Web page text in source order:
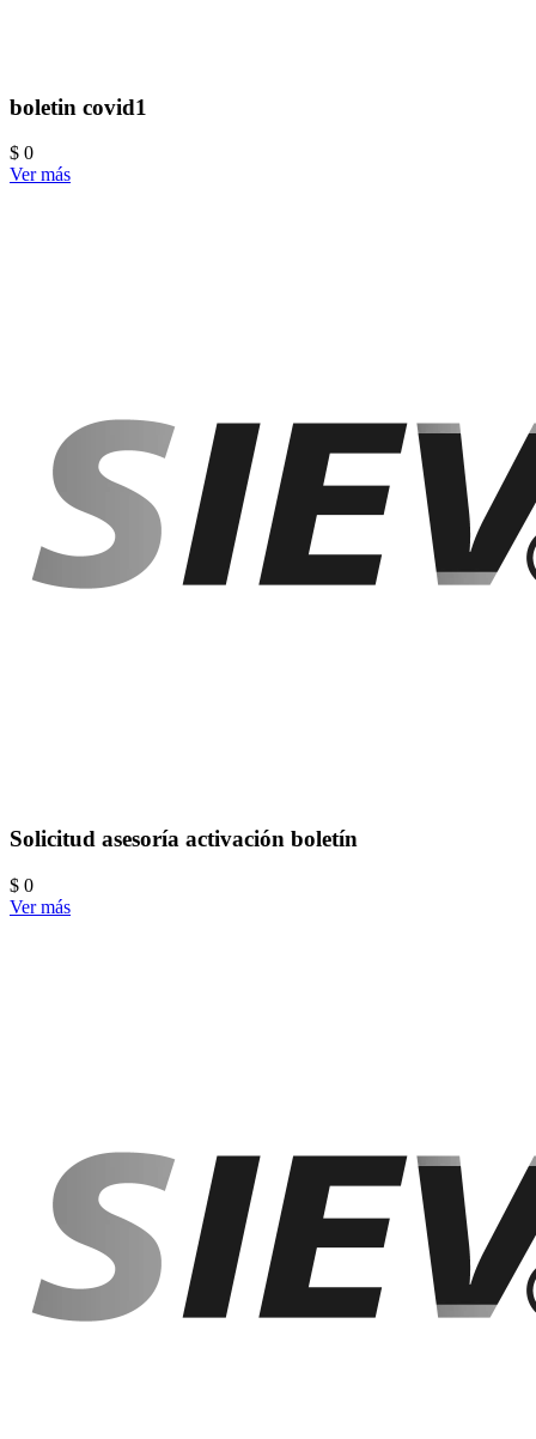
boletin covid1
$ 0
Ver más
Solicitud asesoría activación boletín
$ 0
Ver más